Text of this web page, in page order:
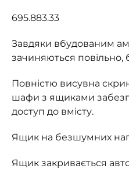
695.883.33
Завдяки вбудованим
зачиняються
Повністю висувна
шафи з ящиками
доступ до вмісту.
Ящик на безшумних
Ящик закривається